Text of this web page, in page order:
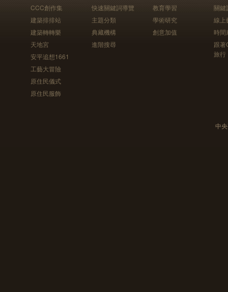
CCC創作集
建築排排站
建築轉轉樂
天地宮
安平追想1661
工藝大冒險
原住民儀式
原住民服飾
快速關鍵詞導覽
主題分類
典藏機構
進階搜尋
教育學習
學術研究
創意加值
關鍵
線上
時間
跟
旅行
中